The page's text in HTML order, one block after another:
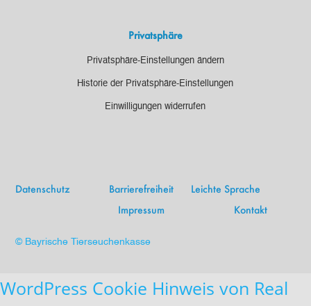
Privatsphäre
Privatsphäre-Einstellungen ändern
Historie der Privatsphäre-Einstellungen
Einwilligungen widerrufen
Datenschutz Barrierefreiheit
Leichte Sprache
Impressum
Kontakt
© Bayrische Tierseuchenkasse
WordPress Cookie Hinweis von Real